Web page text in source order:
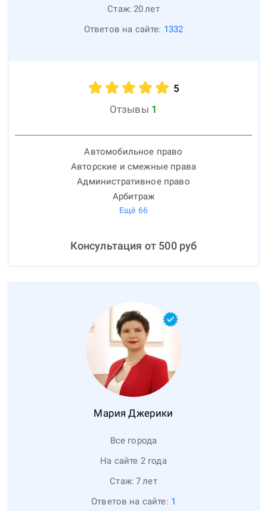
Стаж: 20лет
Ответов на сайте: 1332
5
Отзывы 1
Автомобильное право
Авторские и смежные права
Административное право
Арбитраж
Ещё 66
Консультация от 500руб
Мария Джерики
Все города
На сайте 2 года
Стаж: 7лет
Ответов на сайте: 1